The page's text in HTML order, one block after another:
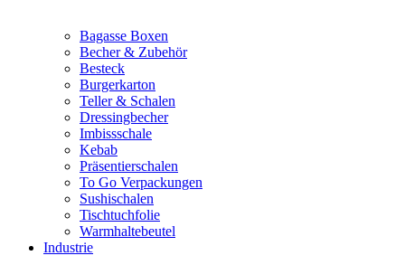
Bagasse Boxen
Becher & Zubehör
Besteck
Burgerkarton
Teller & Schalen
Dressingbecher
Imbissschale
Kebab
Präsentierschalen
To Go Verpackungen
Sushischalen
Tischtuchfolie
Warmhaltebeutel
Industrie